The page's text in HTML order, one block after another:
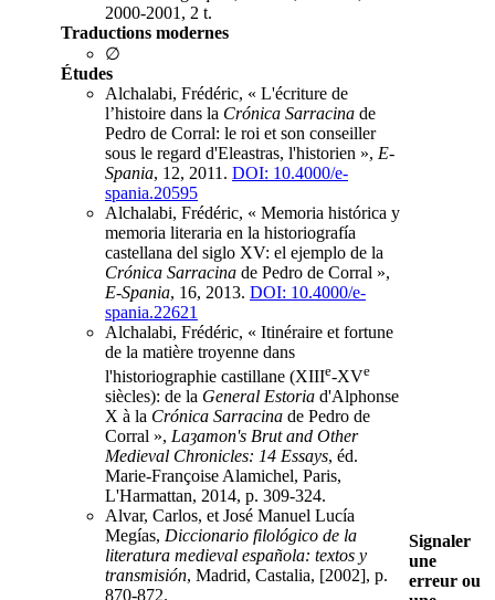
2000-2001, 2 t.
Traductions modernes
∅
Études
Alchalabi, Frédéric, « L'écriture de
l’histoire dans la Crónica Sarracina de
Pedro de Corral: le roi et son conseiller
sous le regard d'Eleastras, l'historien », E-
Spania, 12, 2011. DOI: 10.4000/e-
spania.20595
Alchalabi, Frédéric, « Memoria histórica y
memoria literaria en la historiografía
castellana del siglo XV: el ejemplo de la
Crónica Sarracina de Pedro de Corral »,
E-Spania, 16, 2013. DOI: 10.4000/e-
spania.22621
Alchalabi, Frédéric, « Itinéraire et fortune
de la matière troyenne dans
l'historiographie castillane (XIIIe-XVe
siècles): de la General Estoria d'Alphonse
X à la Crónica Sarracina de Pedro de
Corral », Laȝamon's Brut and Other
Medieval Chronicles: 14 Essays, éd.
Marie-Françoise Alamichel, Paris,
L'Harmattan, 2014, p. 309-324.
Alvar, Carlos, et José Manuel Lucía
Megías, Diccionario filológico de la
literatura medieval española: textos y
transmisión, Madrid, Castalia, [2002], p.
870-872.
Signaler
une
erreur ou